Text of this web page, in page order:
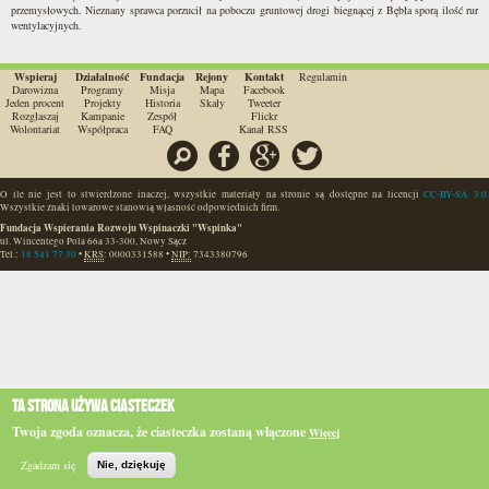
Ta strona używa ciasteczek
Twoja zgoda oznacza, że ciasteczka zostaną włączone Więcej
Zgadzam się Nie, dziękuję
Szukaj Topo
przemysłowych. Nieznany sprawca porzucił na poboczu gruntowej drogi biegnącej z Bębła sporą ilość rur
wentylacyjnych.
Wspieraj
Darowizna
Jeden procent
Rozgłaszaj
Wolontariat
Działalność
Programy
Projekty
Kampanie
Współpraca
Fundacja
Misja
Historia
Zespół
FAQ
Rejony
Mapa
Skały
Kontakt
Facebook
Tweeter
Flickr
Kanał RSS
Regulamin
Szukaj Facebook Google
O ile nie jest to stwierdzone inaczej, wszystkie materiały na stronie są dostępne na licencjiCC-BY-SA 3.0.
Wszystkie znaki towarowe stanowią własność odpowiednich firm.
Fundacja Wspierania Rozwoju Wspinaczki "Wspinka"
ul. Wincentego Pola 66a33-300,Nowy Sącz
Tel.: 18 541 77 30•KRS: 0000331588 •NIP: 7343380796